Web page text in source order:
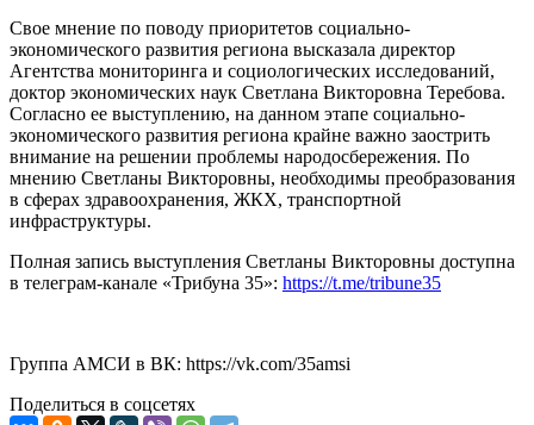
Свое мнение по поводу приоритетов социально-
экономического развития региона высказала директор
Агентства мониторинга и социологических исследований,
доктор экономических наук Светлана Викторовна Теребова.
Согласно ее выступлению, на данном этапе социально-
экономического развития региона крайне важно заострить
внимание на решении проблемы народосбережения. По
мнению Светланы Викторовны, необходимы преобразования
в сферах здравоохранения, ЖКХ, транспортной
инфраструктуры.
Полная запись выступления Светланы Викторовны доступна
в телеграм-канале «Трибуна 35»: https://t.me/tribune35
Группа АМСИ в ВК: https://vk.com/35amsi
Поделиться в соцсетях